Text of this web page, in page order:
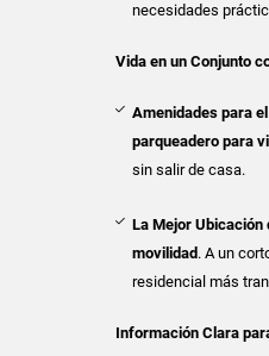
necesidades
Vida en un Conjunto
Amenidades para
parqueadero para
sin salir de casa.
La Mejor Ubicación
movilidad . A un
residencial más
Información Clara